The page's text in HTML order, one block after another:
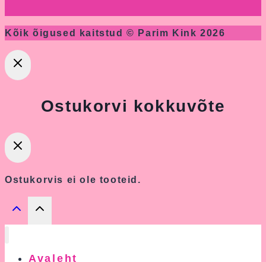
Kõik õigused kaitstud © Parim Kink 2026
Ostukorvi kokkuvõte
Ostukorvis ei ole tooteid.
Avaleht